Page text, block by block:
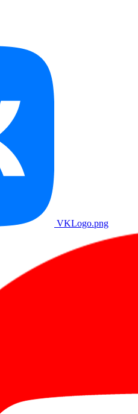
VKLogo.png